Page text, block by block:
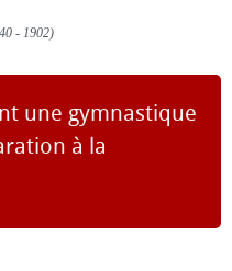
- 1902)
une gymnastique
à la